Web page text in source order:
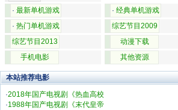
· 最新单机游戏 · 经典单机游戏
· 热门单机游戏
综艺节目2009
综艺节目2013
动漫下载
手机电影
其他资源
本站推荐电影
·2018年国产电视剧《热血高校
·1988年国产电视剧《末代皇帝